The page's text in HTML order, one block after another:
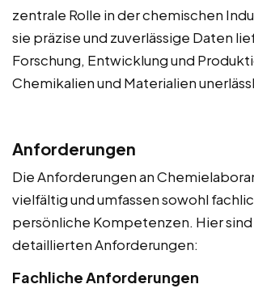
zentrale Rolle in der chemischen
sie präzise und zuverlässige Daten
Forschung, Entwicklung und
Chemikalien und Materialien
Anforderungen
Die Anforderungen an
vielfältig und umfassen sowohl
persönliche Kompetenzen. Hier
detaillierten Anforderungen:
Fachliche Anforderungen